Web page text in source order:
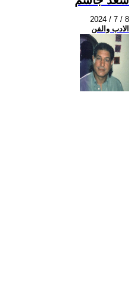
2024 / 7 / 8
الادب والفن